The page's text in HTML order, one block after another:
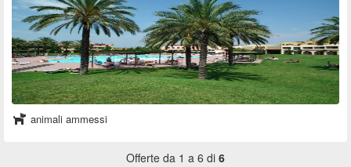
animali ammessi
Offerte da 1 a 6 di 6